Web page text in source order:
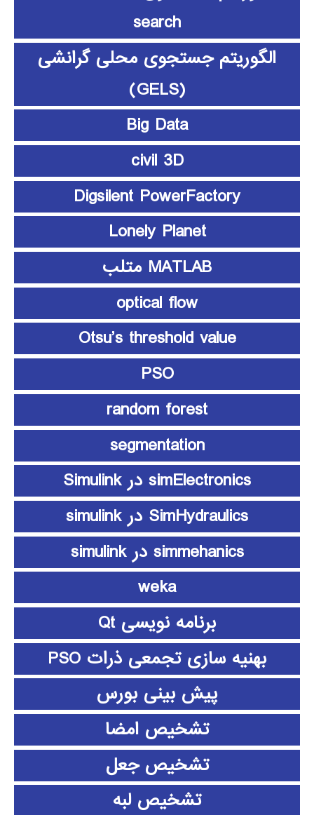
search
الگوریتم جستجوی محلی گرانشی
(GELS)
Big Data
civil 3D
Digsilent PowerFactory
Lonely Planet
MATLAB متلب
optical flow
Otsu’s threshold value
PSO
random forest
segmentation
simElectronics در Simulink
SimHydraulics در simulink
simmehanics در simulink
weka
برنامه نویسی Qt
بهنیه سازی تجمعی ذرات PSO
پیش بینی بورس
تشخیص امضا
تشخیص جعل
تشخیص لبه